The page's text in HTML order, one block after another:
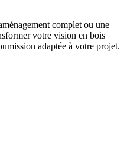
complet ou une
votre vision en bois
adaptée à votre projet.